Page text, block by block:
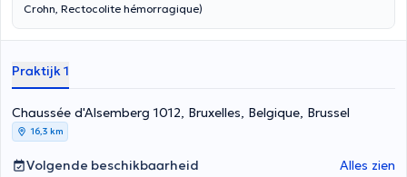
Crohn, Rectocolite hémorragique)
ballonnements, douleurs abdominales chroniques)
La proctologie (hémorroïdes, fissures anales, pathologie anale et
rectale)
Praktijk 1
Chaussée d'Alsemberg 1012, Bruxelles, Belgique, Brussel
16,3 km
Volgende beschikbaarheid Alles zien